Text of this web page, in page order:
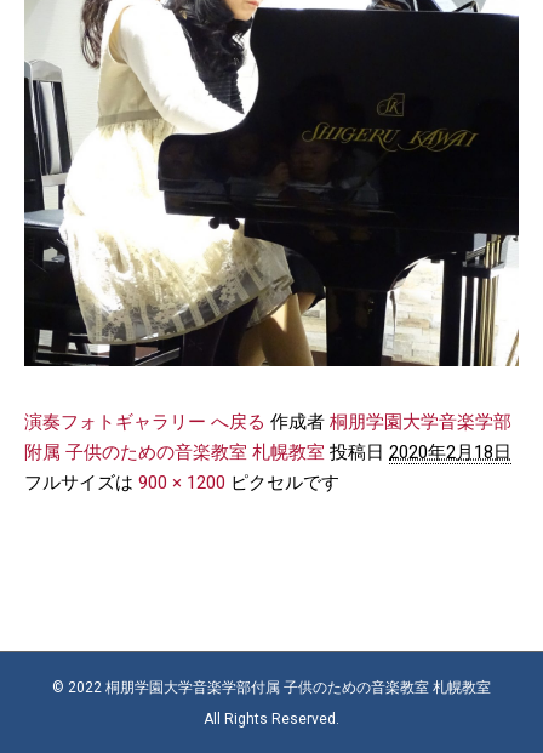
演奏フォトギャラリー へ戻る 作成者 桐朋学園大学音楽学部
附属 子供のための音楽教室 札幌教室 投稿日 2020年2月18日
フルサイズは 900 × 1200 ピクセルです
© 2022 桐朋学園大学音楽学部付属 子供のための音楽教室 札幌教室
All Rights Reserved.